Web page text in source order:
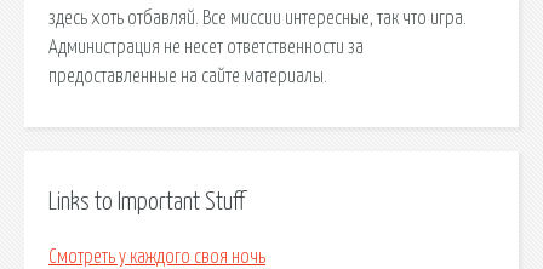
здесь хоть отбавляй. Все миссии интересные, так что игра.
Администрация не несет ответственности за
предоставленные на сайте материалы.
Links to Important Stuff
Смотреть у каждого своя ночь